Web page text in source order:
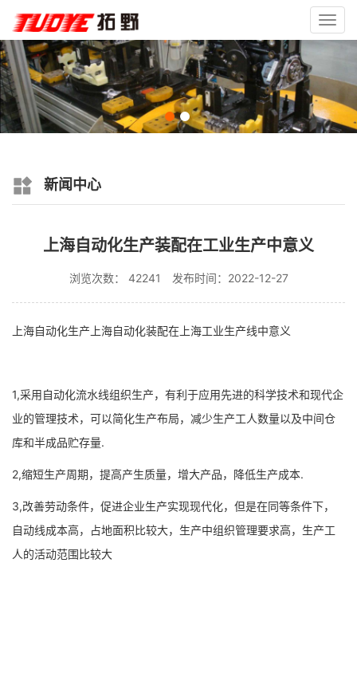
新闻中心
上海自动化生产装配在工业生产中意义
浏览次数： 42241 发布时间：2022-12-27
上海自动化生产上海自动化装配在上海工业生产线中意义
1,采用自动化流水线组织生产，有利于应用先进的科学技术和现代企
业的管理技术，可以简化生产布局，减少生产工人数量以及中间仓
库和半成品贮存量.
2,缩短生产周期，提高产生质量，增大产品，降低生产成本.
3,改善劳动条件，促进企业生产实现现代化，但是在同等条件下，
自动线成本高，占地面积比较大，生产中组织管理要求高，生产工
人的活动范围比较大